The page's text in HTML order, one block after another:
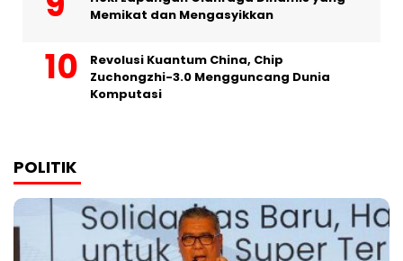
Memikat dan Mengasyikkan
Revolusi Kuantum China, Chip
Zuchongzhi-3.0 Mengguncang Dunia
Komputasi
POLITIK